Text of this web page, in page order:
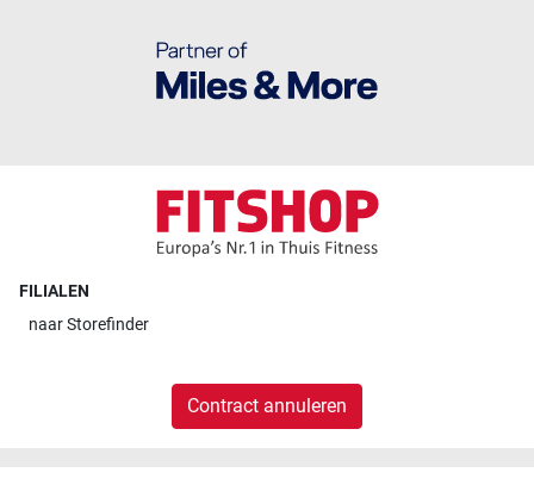
FILIALEN
naarStorefinder
Contract annuleren